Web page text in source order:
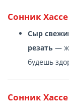
Сонник Хассе
Сыр
резать —
будешь
Сонник Хассе